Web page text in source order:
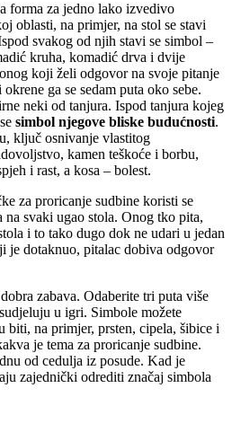
forma za jedno lako izvedivo
oblasti, na primjer, na stol se stavi
svakog od njih stavi se simbol –
kruha, komadić drva i dvije
koji želi odgovor na svoje pitanje
ga se sedam puta oko sebe.
neki od tanjura. Ispod tanjura kojeg
simbol njegove bliske budućnosti.
ključ osnivanje vlastitog
kamen teškoće i borbu,
i rast, a kosa – bolest.
za proricanje sudbine koristi se
na svaki ugao stola. Onog tko pita,
i to tako dugo dok ne udari u jedan
je dotaknuo, pitalac dobiva odgovor
zabava. Odaberite tri puta više
u igri. Simbole možete
biti, na primjer, prsten, cipela, šibice i
je tema za proricanje sudbine.
od cedulja iz posude. Kad je
zajednički odrediti značaj simbola